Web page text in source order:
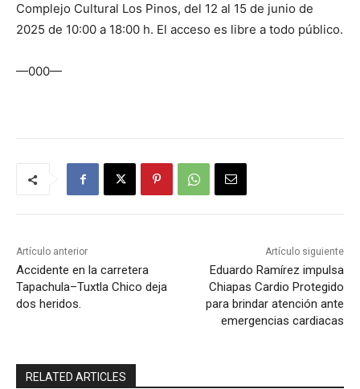
Complejo Cultural Los Pinos, del 12 al 15 de junio de
2025 de 10:00 a 18:00 h. El acceso es libre a todo público.
—000—
Artículo anterior
Accidente en la carretera
Tapachula–Tuxtla Chico deja
dos heridos.
Artículo siguiente
Eduardo Ramírez impulsa
Chiapas Cardio Protegido
para brindar atención ante
emergencias cardiacas
RELATED ARTICLES